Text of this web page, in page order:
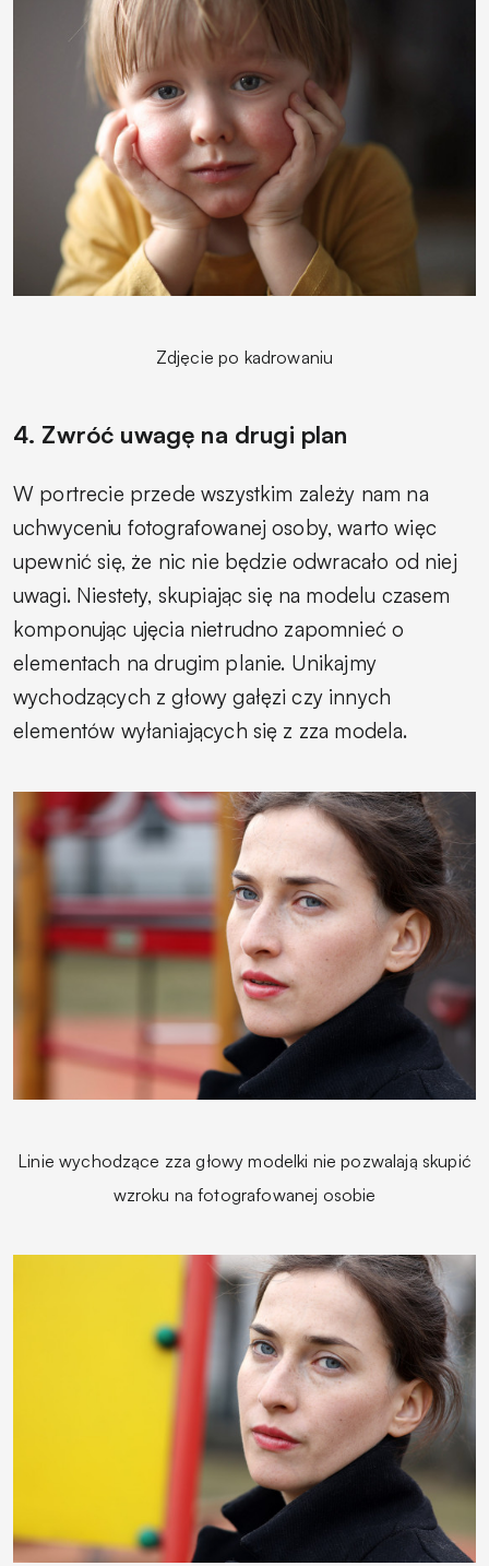
Zdjęcie po kadrowaniu
4. Zwróć uwagę na drugi plan
W portrecie przede wszystkim zależy nam na
uchwyceniu fotografowanej osoby, warto więc
upewnić się, że nic nie będzie odwracało od niej
uwagi. Niestety, skupiając się na modelu czasem
komponując ujęcia nietrudno zapomnieć o
elementach na drugim planie. Unikajmy
wychodzących z głowy gałęzi czy innych
elementów wyłaniających się z zza modela.
Linie wychodzące zza głowy modelki nie pozwalają skupić
wzroku na fotografowanej osobie